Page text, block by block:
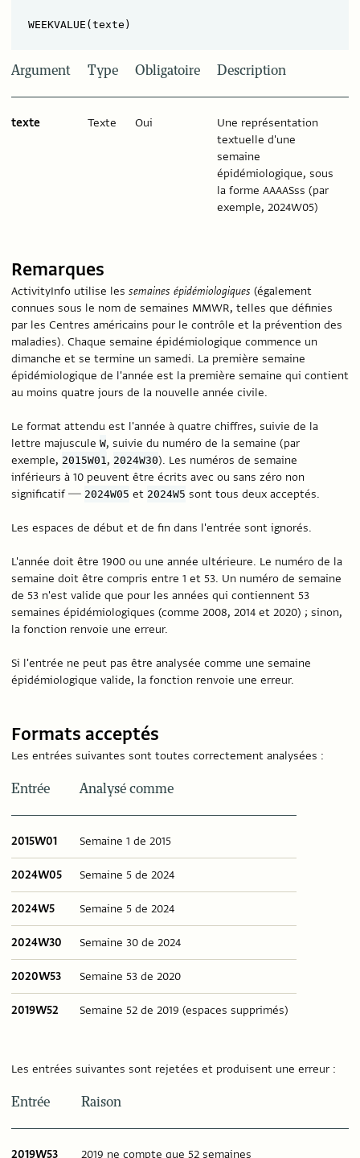
Argument Type Obligatoire Description
texte Texte Oui
Une représentation
textuelle d'une
semaine
épidémiologique, sous
la forme AAAASss (par
exemple, 2024W05)
Remarques
ActivityInfo utilise les semaines épidémiologiques (également
connues sous le nom de semaines MMWR, telles que définies
par les Centres américains pour le contrôle et la prévention des
maladies). Chaque semaine épidémiologique commence un
dimanche et se termine un samedi. La première semaine
épidémiologique de l'année est la première semaine qui contient
au moins quatre jours de la nouvelle année civile.
Le format attendu est l'année à quatre chiffres, suivie de la
lettre majuscule W, suivie du numéro de la semaine (par
exemple, 2015W01 , 2024W30). Les numéros de semaine
inférieurs à 10 peuvent être écrits avec ou sans zéro non
significatif — 2024W05 et 2024W5 sont tous deux acceptés.
Les espaces de début et de fin dans l'entrée sont ignorés.
L'année doit être 1900 ou une année ultérieure. Le numéro de la
semaine doit être compris entre 1 et 53. Un numéro de semaine
de 53 n'est valide que pour les années qui contiennent 53
semaines épidémiologiques (comme 2008, 2014 et 2020) ; sinon,
la fonction renvoie une erreur.
Si l'entrée ne peut pas être analysée comme une semaine
épidémiologique valide, la fonction renvoie une erreur.
Formats acceptés
Les entrées suivantes sont toutes correctement analysées :
Entrée Analysé comme
2015W01 Semaine 1 de 2015
2024W05 Semaine 5 de 2024
2024W5 Semaine 5 de 2024
2024W30 Semaine 30 de 2024
2020W53 Semaine 53 de 2020
2019W52 Semaine 52 de 2019 (espaces supprimés)
Les entrées suivantes sont rejetées et produisent une erreur :
Entrée Raison
2019W53 2019 ne compte que 52 semaines